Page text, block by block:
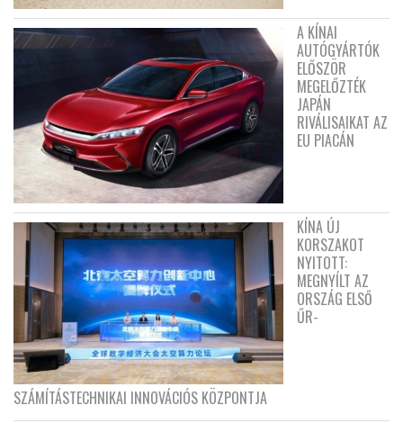
A KÍNAI
AUTÓGYÁRTÓK
ELŐSZÖR
MEGELŐZTÉK
JAPÁN
RIVÁLISAIKAT AZ
EU PIACÁN
KÍNA ÚJ
KORSZAKOT
NYITOTT:
MEGNYÍLT AZ
ORSZÁG ELSŐ
ŰR-
SZÁMÍTÁSTECHNIKAI INNOVÁCIÓS KÖZPONTJA